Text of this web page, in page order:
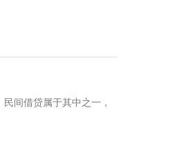
间借贷属于其中之一，